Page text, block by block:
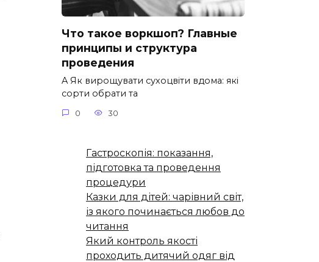
Что такое воркшоп? Главные
принципы и структура
проведения
A Як вирощувати сухоцвіти вдома: які
сорти обрати та
0 30
Гастроскопія: показання,
підготовка та проведення
процедури
Казки для дітей: чарівний світ,
із якого починається любов до
читання
Який контроль якості
проходить дитячий одяг від